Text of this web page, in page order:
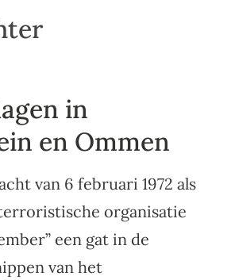
in
en Ommen
van 6 februari 1972 als
organisatie
een gat in de
van het